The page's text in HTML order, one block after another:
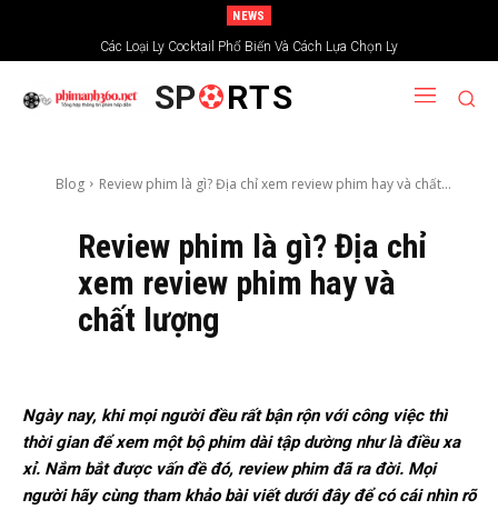
NEWS
Các Loại Ly Cocktail Phổ Biến Và Cách Lựa Chọn Ly
Xem phim trải nghiệm tại kênh truyền hình chiếu phim Ấn Độ
SP RTS
Blog Review phim là gì? Địa chỉ xem review phim hay và chất...
Review phim là gì? Địa chỉ
xem review phim hay và
chất lượng
Ngày nay, khi mọi người đều rất bận rộn với công việc thì
thời gian để xem một bộ phim dài tập dường như là điều xa
xỉ. Nắm bắt được vấn đề đó, review phim đã ra đời. Mọi
người hãy cùng tham khảo bài viết dưới đây để có cái nhìn rõ